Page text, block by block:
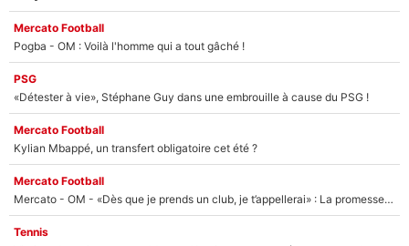
Mercato Football
Pogba - OM : Voilà l'homme qui a tout gâché !
PSG
«Détester à vie», Stéphane Guy dans une embrouille à cause du PSG !
Mercato Football
Kylian Mbappé, un transfert obligatoire cet été ?
Mercato Football
Mercato - OM - «Dès que je prends un club, je t’appellerai» : La promesse de Marcelino au moment de claquer la porte
Tennis